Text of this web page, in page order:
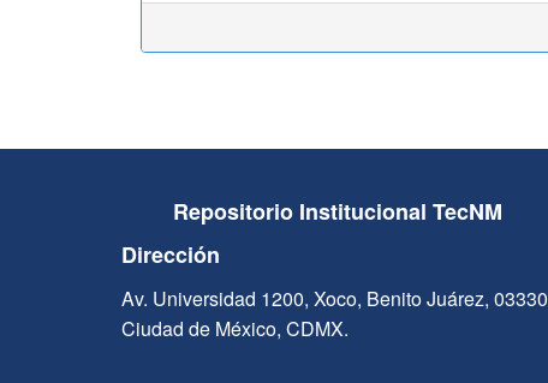
Repositorio Institucional TecNM
Dirección
Av. Universidad 1200, Xoco, Benito Juárez, 03330
Ciudad de México, CDMX.